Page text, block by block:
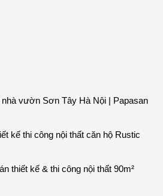
vườn Sơn Tây Hà Nội | Papasan
kế thi công nội thất căn hộ Rustic
thiết kế & thi công nội thất 90m²